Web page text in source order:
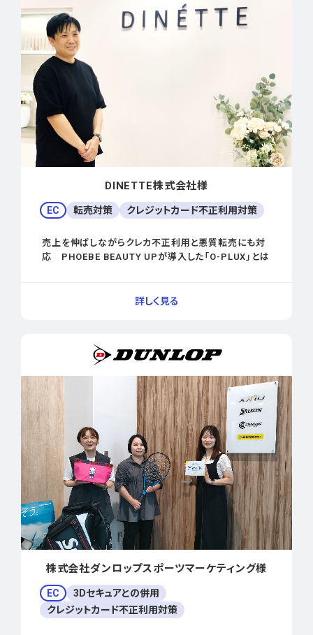
DINETTE株式会社様
EC 転売対策 クレジットカード不正利用対策
売上を伸ばしながらクレカ不正利用と悪質転売にも対
応 PHOEBE BEAUTY UPが導入した「O-PLUX」とは
株式会社ダンロップスポーツマーケティング様
EC
3Dセキュアとの併用
クレジットカード不正利用対策